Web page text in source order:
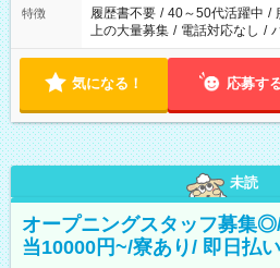
特徴 履歴書不要 / 40～50代活躍中 /
上の大量募集 / 電話対応なし /
気になる！ 応募す
未読
オープニングスタッフ募集
当10000円~/寮あり/ 即日払